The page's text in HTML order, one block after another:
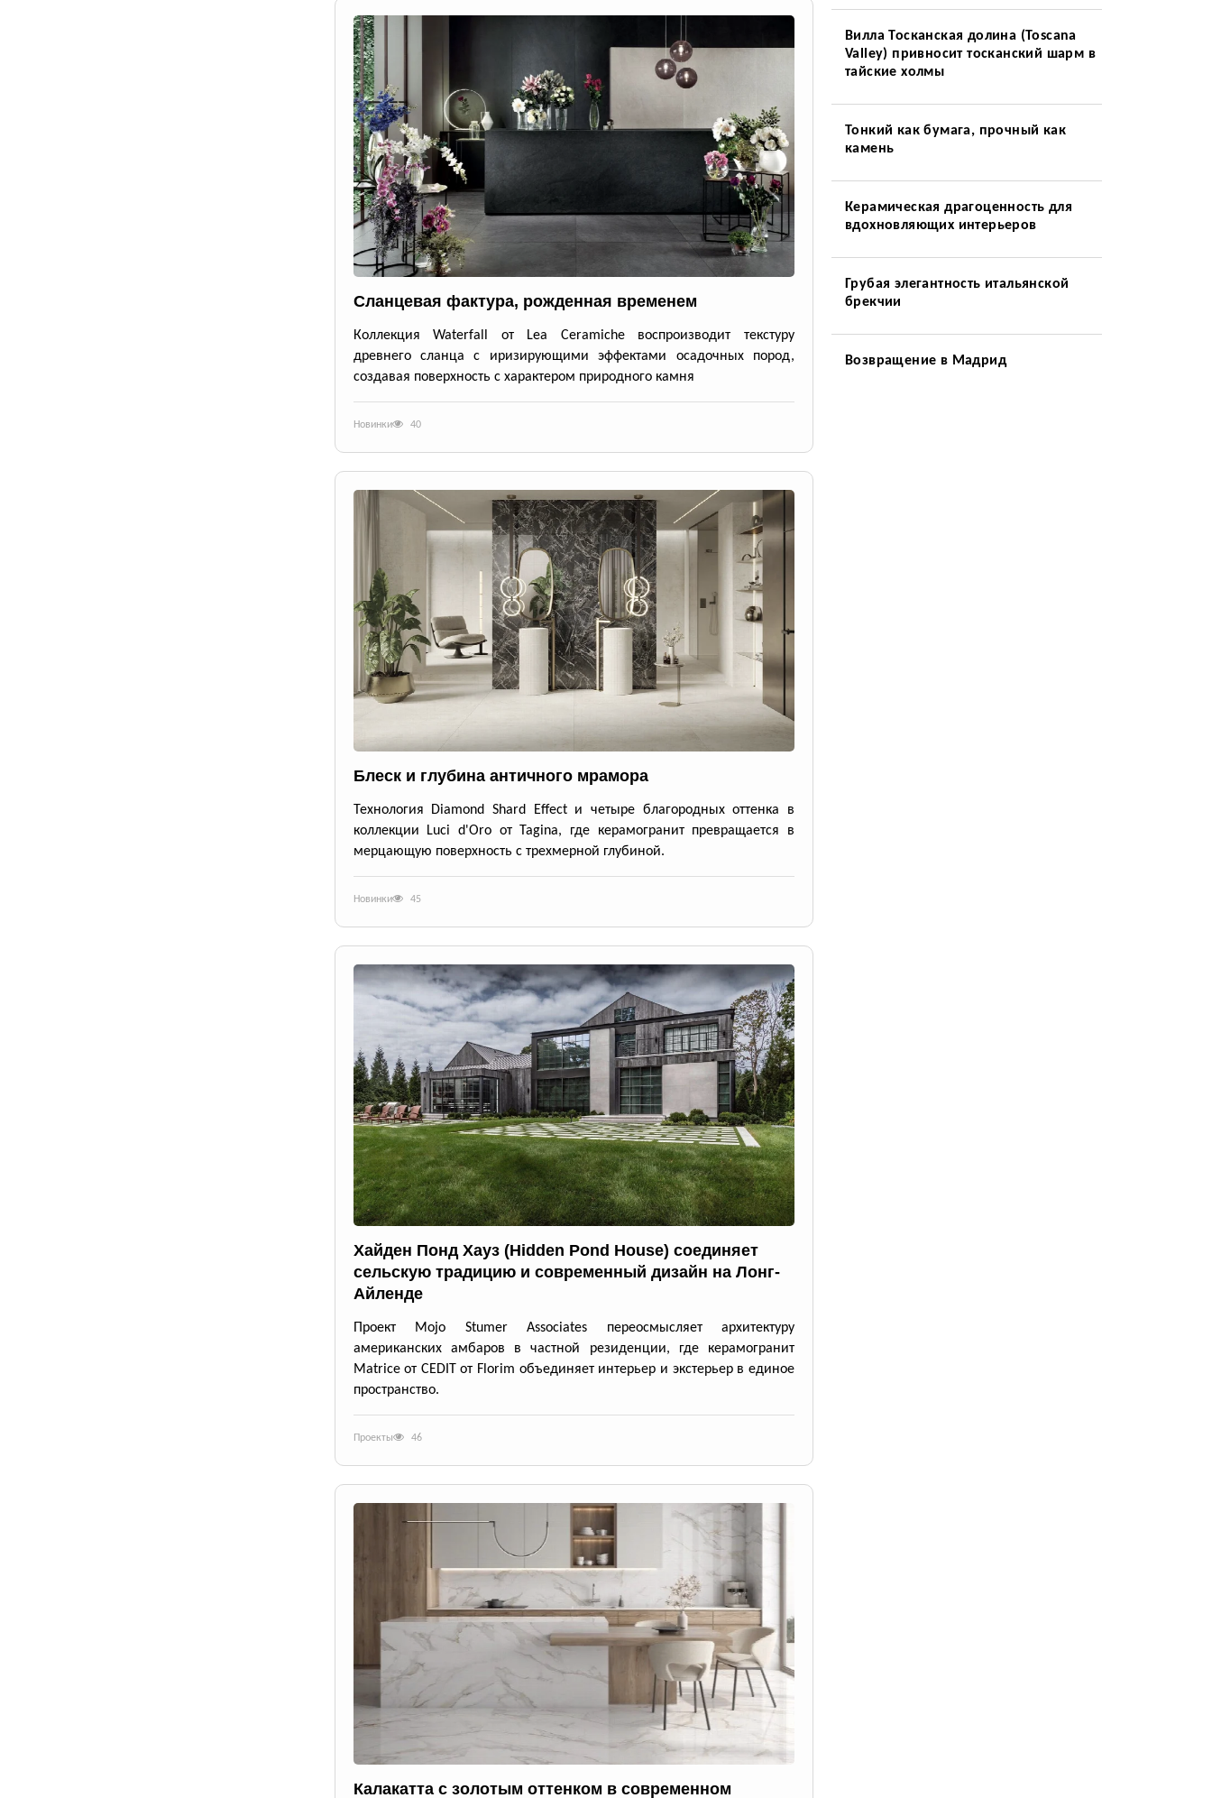
Сланцевая фактура, рожденная временем
Коллекция Waterfall от Lea Ceramiche воспроизводит текстуру
древнего сланца с иризирующими эффектами осадочных пород,
создавая поверхность с характером природного камня
Новинки 40
Блеск и глубина античного мрамора
Технология Diamond Shard Effect и четыре благородных оттенка в
коллекции Luci d'Oro от Tagina, где керамогранит превращается в
мерцающую поверхность с трехмерной глубиной.
Новинки 45
Хайден Понд Хауз (Hidden Pond House) соединяет
сельскую традицию и современный дизайн на Лонг-
Айленде
Проект Mojo Stumer Associates переосмысляет архитектуру
американских амбаров в частной резиденции, где керамогранит
Matrice от CEDIT от Florim объединяет интерьер и экстерьер в единое
пространство.
Проекты 46
Калакатта с золотым оттенком в современном
Вилла Тосканская долина (Toscana
Valley) привносит тосканский шарм в
тайские холмы
Тонкий как бумага, прочный как
камень
Керамическая драгоценность для
вдохновляющих интерьеров
Грубая элегантность итальянской
брекчии
Возвращение в Мадрид